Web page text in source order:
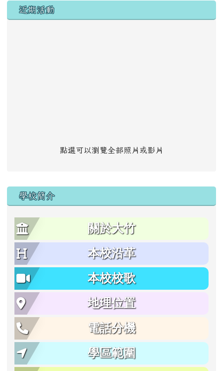
左邊區域內容
近期活動
點選可以瀏覽全部照片或影片
學校簡介
關於大竹
本校沿革
本校校歌
地理位置
電話分機
學區範圍